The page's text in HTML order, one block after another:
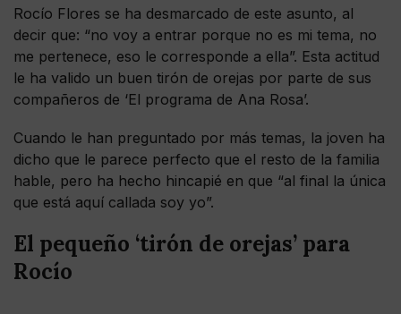
Rocío Flores se ha desmarcado de este asunto, al
decir que: “no voy a entrar porque no es mi tema, no
me pertenece, eso le corresponde a ella”. Esta actitud
le ha valido un buen tirón de orejas por parte de sus
compañeros de ‘El programa de Ana Rosa’.
Cuando le han preguntado por más temas, la joven ha
dicho que le parece perfecto que el resto de la familia
hable, pero ha hecho hincapié en que “al final la única
que está aquí callada soy yo”.
El pequeño ‘tirón de orejas’ para
Rocío